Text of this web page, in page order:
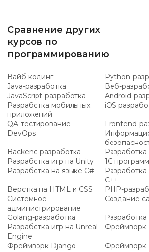
Сравнение других
курсов по
программированию
Вайб кодинг
Python-
Java-разработка
Веб-
JavaScript-разработка
Android-
Разработка мобильных
приложений
iOS
QA-тестирование
Frontend-
DevOps
Backend разработка
Разработка
Разработка игр на Unity
1C
Разработка на языке C#
Разработка
C++
Верстка на HTML и CSS
PHP-
Системное
администрирование
Создание
Golang-разработка
Разработка игр на Unreal
Engine
Фреймворк
Фреймворк Django
Фреймворк